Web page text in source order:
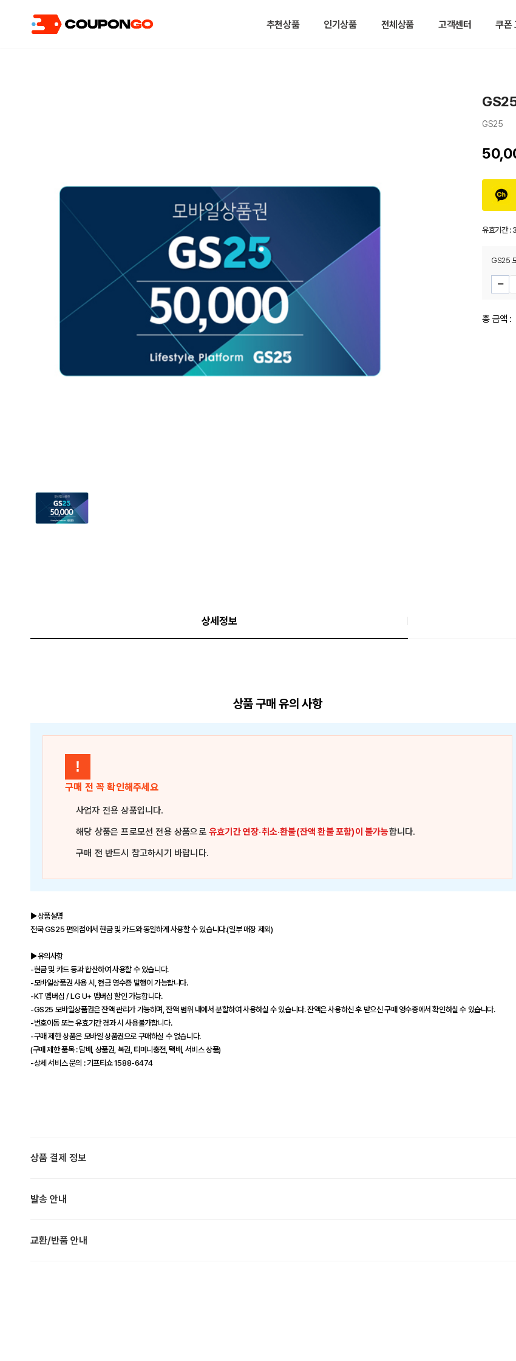
추천상품 인기상품 전체상품 고객센터 쿠폰
GS25
유효기간 :
GS25
총 금액 :
상세정보
상품 구매 유의 사항
!
구매 전 꼭 확인해주세요
사업자 전용 상품입니다.
해당 상품은프로모션 전용 상품으로유효기간 연장·취소·환불(잔액 환불 포함)이 불가능합니다.
구매 전 반드시 참고하시기 바랍니다.
▶상품설명
전국 GS25 편의점에서 현금 및 카드와 동일하게 사용할 수 있습니다.(일부 매장 제외)
▶유의사항
-현금 및 카드 등과 합산하여 사용할 수 있습니다.
-모바일상품권 사용 시, 현금 영수증 발행이 가능합니다.
-KT 멤버십 / LG U+ 멤버십 할인 가능합니다.
-GS25 모바일상품권은 잔액 관리가 가능하며, 잔액 범위 내에서 분할하여 사용하실 수 있습니다. 잔액은 사용하신 후 받으신 구매 영수증에서 확인하실 수 있습니다.
-번호이동 또는 유효기간 경과 시 사용불가합니다.
-구매 제한 상품은 모바일 상품권으로 구매하실 수 없습니다.
(구매 제한 품목 : 담배, 상품권, 복권, 티머니충전, 택배, 서비스 상품)
-상세 서비스 문의 : 기프티쇼 1588-6474
상품 결제 정보
발송 안내
교환/반품 안내